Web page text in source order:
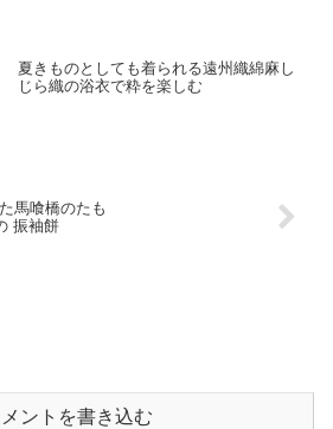
夏きものとしても着られる遠州織綿麻し
じら織の浴衣で粋を楽しむ
馬喰橋のたも
振袖餅
ントを書き込む